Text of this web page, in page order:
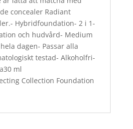
concealer Radiant
Hybridfoundation- 2 i 1-
och hudvård- Medium
dagen- Passar alla
testad- Alkoholfri-
ml
Collection Foundation